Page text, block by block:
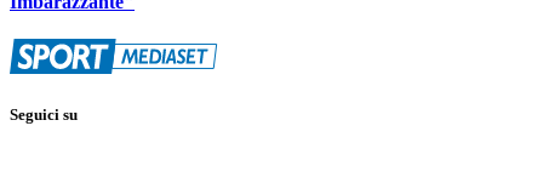
Seguici su